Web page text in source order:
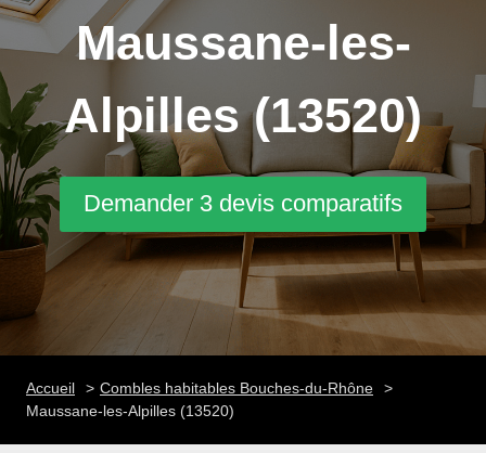
Maussane-les-
Alpilles (13520)
Demander 3 devis comparatifs
Accueil
Combles habitables Bouches-du-Rhône
Maussane-les-Alpilles (13520)